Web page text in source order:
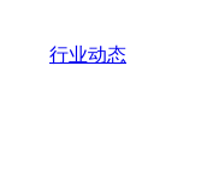
行业动态